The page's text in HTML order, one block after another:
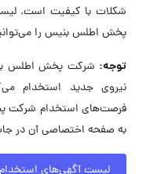
شکلات با کیفیت است.
پخش اطلس بنیس را
توجه:
نیروی جدید استخدام
فرصت‌های استخدام شرکت
به صفحه اختصاصی آن در
لیست آگهی‌های